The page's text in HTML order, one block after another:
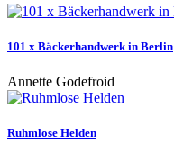
101 x Bäckerhandwerk in Berlin
Annette Godefroid
Ruhmlose Helden